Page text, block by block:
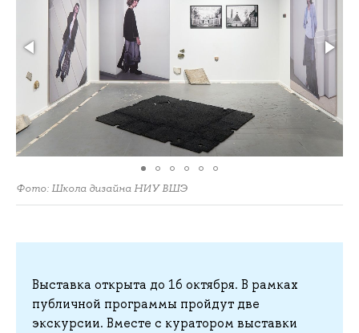
Фото: Школа дизайна НИУ ВШЭ
Выставка открыта до 16 октября. В рамках
публичной программы пройдут две
экскурсии. Вместе с куратором выставки